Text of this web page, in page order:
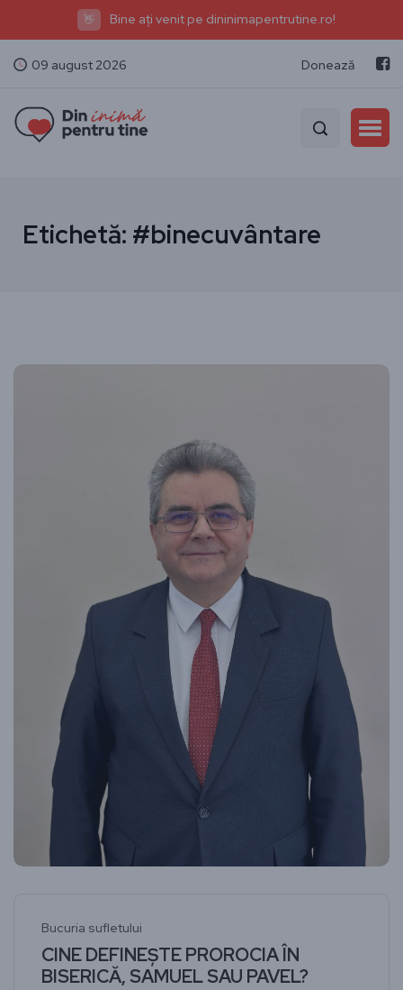
👋 Bine ați venit pe dininimapentrutine.ro!
09 august 2026 Donează
Etichetă: #binecuvântare
Bucuria sufletului
CINE DEFINEȘTE PROROCIA ÎN
BISERICĂ, SAMUEL SAU PAVEL?